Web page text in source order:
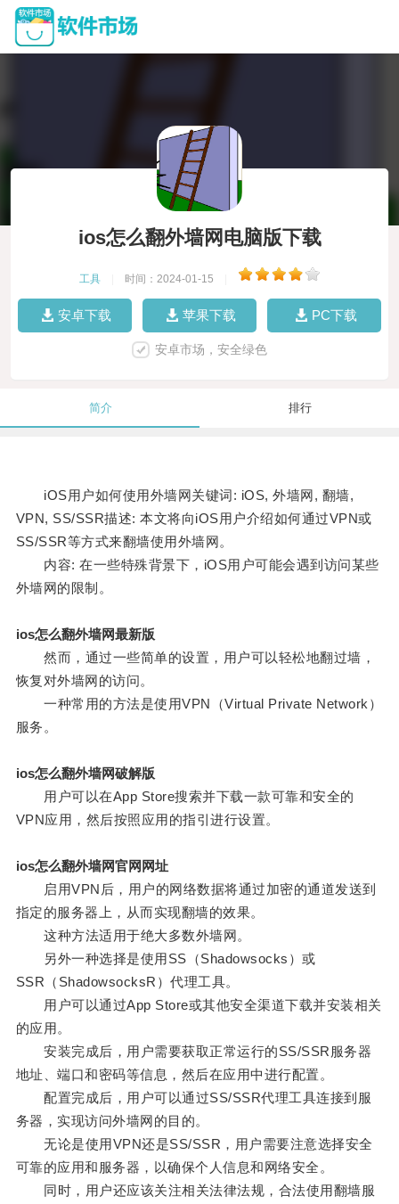
ios怎么翻外墙网电脑版下载
工具 时间：2024-01-15
安卓下载 苹果下载 PC下载
安卓市场，安全绿色
简介 排行
iOS用户如何使用外墙网关键词: iOS, 外墙网, 翻墙,
VPN, SS/SSR描述: 本文将向iOS用户介绍如何通过VPN或
SS/SSR等方式来翻墙使用外墙网。
内容: 在一些特殊背景下，iOS用户可能会遇到访问某些
外墙网的限制。
ios怎么翻外墙网最新版
然而，通过一些简单的设置，用户可以轻松地翻过墙，
恢复对外墙网的访问。
一种常用的方法是使用VPN（Virtual Private Network）
服务。
ios怎么翻外墙网破解版
用户可以在App Store搜索并下载一款可靠和安全的
VPN应用，然后按照应用的指引进行设置。
ios怎么翻外墙网官网网址
启用VPN后，用户的网络数据将通过加密的通道发送到
指定的服务器上，从而实现翻墙的效果。
这种方法适用于绝大多数外墙网。
另外一种选择是使用SS（Shadowsocks）或
SSR（ShadowsocksR）代理工具。
用户可以通过App Store或其他安全渠道下载并安装相关
的应用。
安装完成后，用户需要获取正常运行的SS/SSR服务器
地址、端口和密码等信息，然后在应用中进行配置。
配置完成后，用户可以通过SS/SSR代理工具连接到服
务器，实现访问外墙网的目的。
无论是使用VPN还是SS/SSR，用户需要注意选择安全
可靠的应用和服务器，以确保个人信息和网络安全。
同时，用户还应该关注相关法律法规，合法使用翻墙服